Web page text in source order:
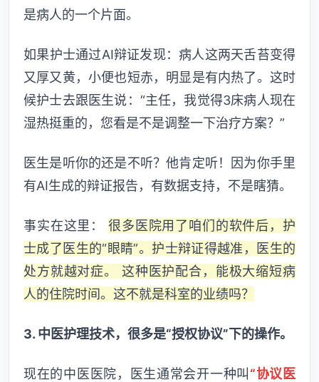
是病人的一个片面。
如果护士通过AI辩证发现：病人这两天舌苔变得
又厚又黄，小便也短赤，明显是有内热了。这时
候护士去跟医生说：“主任，我觉得3床病人现在
湿热挺重的，您看是不是调整一下治疗方案？”
医生是听你的还是不听？他肯定听！因为你手里
有AI生成的辩证报告，有数据支持，不是瞎猜。
事实在这里： 很多医院用了咱们的软件后，护
士成了医生的“眼睛”。护士辩证得越准，医生的
处方就越对症。 这种医护配合，能极大缩短病
人的住院时间。这不就是科室的业绩吗？
3. 中医护理技术，很多是“授权协议”下的操作。
现在的中医医院，医生通常会开一种叫 “协议医